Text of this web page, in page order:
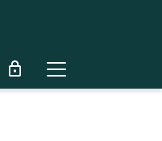
lock